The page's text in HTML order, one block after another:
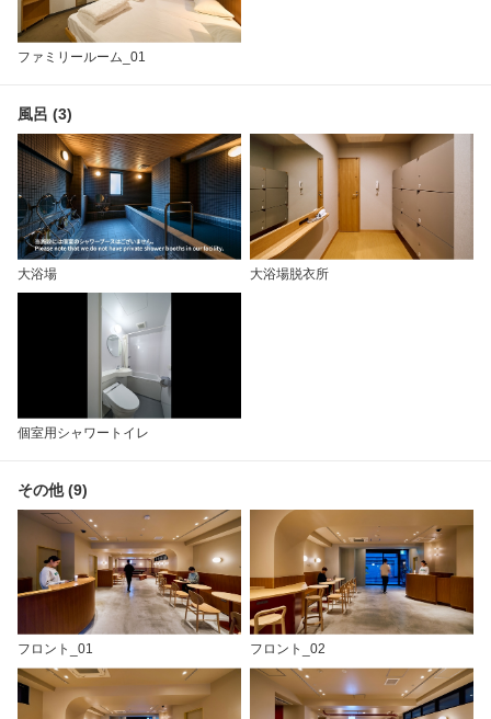
ファミリールーム_01
風呂 (3)
大浴場 大浴場脱衣所
個室用シャワートイレ
その他 (9)
フロント_01 フロント_02